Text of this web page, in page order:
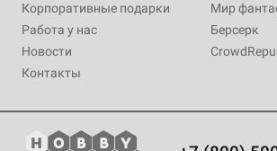
Корпоративные подарки
Работа у нас
Новости
Контакты
Мир
Берсерк